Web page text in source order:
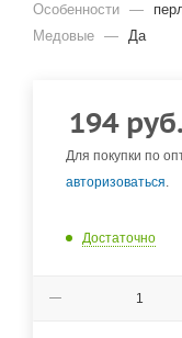
Особенности —
Медовые — Да
194руб.
Для покупки по
авторизоваться.
Достаточно